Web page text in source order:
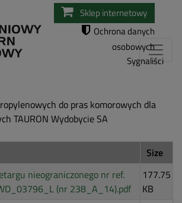
Przejdź
do
Sklep internetowy
Ochrona danych
osobowych
Sygnaliści
do pras komorowych dla
TAURON Wydobycie SA
Size
nieograniczonego nr ref.
(nr 238_A_14).pdf
177.75
KB